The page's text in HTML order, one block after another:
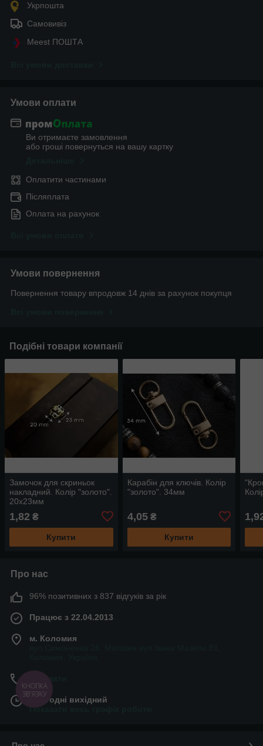
Укрпошта
Самовивіз
Meest ПОШТА
Умови оплати
Ви отримаєте замовлення
або гроші повернуться на вашу картку
Оплатити частинами
Післяплата
Оплата на рахунок
Умови повернення
Повернення товару впродовж 14 днів за рахунок покупця
Подібні товари компанії
Замочок для скриньок
накладний. Колір "золото".
20х23мм
1,82 ₴
Купити
Карабін для ключів. Колір
"золото". 34мм
4,05₴
Купити
Про нас
96% позитивних з 837 відгуків за рік
Працює з 22.04.2013
м. Коломия
Контакти
Сьогодні вихідний
Показати весь графік роботи
КНОПКА
ЗВ'ЯЗКУ